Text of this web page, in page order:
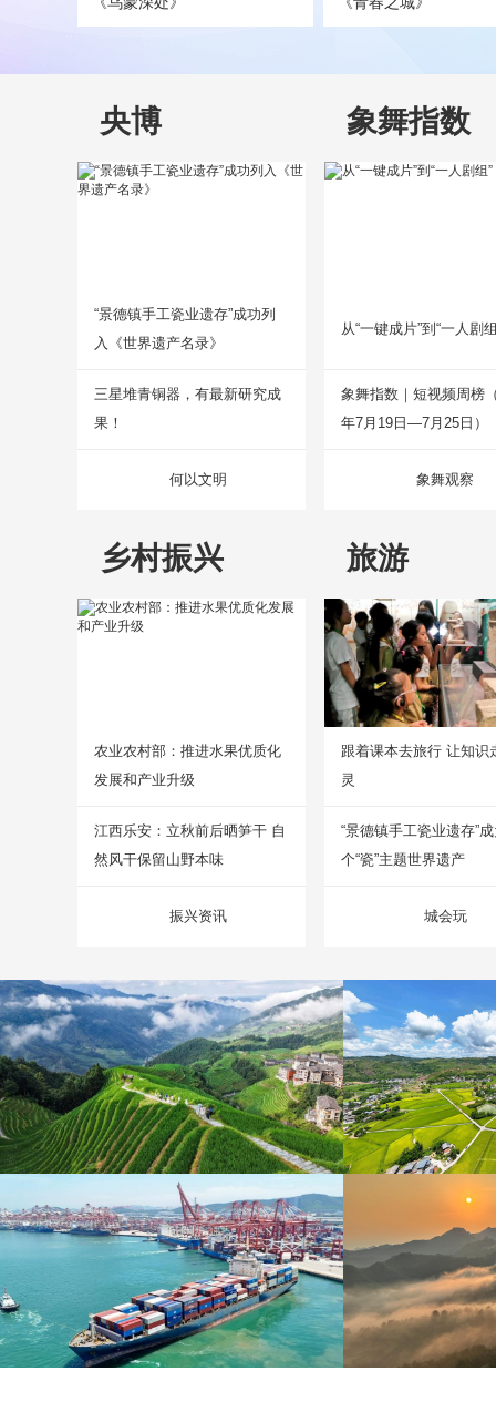
央博
“景德镇手工瓷业遗存”成功列
入《世界遗产名录》
三星堆青铜器，有最新研究成
果！
何以文明
象舞指数
从“一键成片”到“一人剧
象舞指数｜短视频周榜
年7月19日—7月25日）
象舞观察
乡村振兴
农业农村部：推进水果优质化
发展和产业升级
江西乐安：立秋前后晒笋干 自
然风干保留山野本味
振兴资讯
旅游
跟着课本去旅行 让知识
灵
“景德镇手工瓷业遗存”
个“瓷”主题世界遗产
城会玩
暑期出游 乐享美好时光
炎炎夏日，暑期旅游热度持续攀升。人们亲近山水，
重庆梁平：优质
8月6日，重庆梁平星